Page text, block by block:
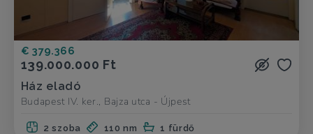
€ 379.366
139.000.000 Ft
Ház eladó
Budapest IV. ker., Bajza utca - Újpest
2 szoba 110 nm 1 fürdő